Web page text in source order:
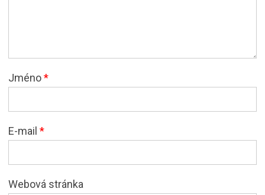
Jméno*
E-mail *
Webová stránka